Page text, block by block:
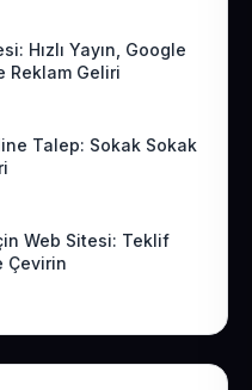
Hızlı Yayın, Google
Reklam Geliri
Talep: Sokak Sokak
Web Sitesi: Teklif
Çevirin